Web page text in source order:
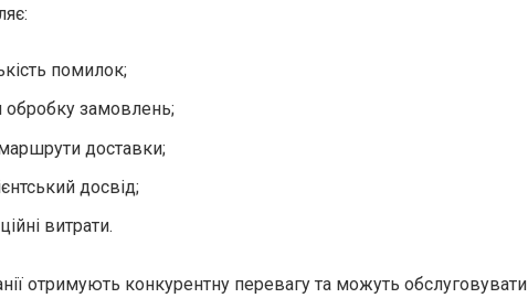
помилок;
замовлень;
доставки;
досвід;
витрати.
отримують конкурентну перевагу та можуть обслуговувати